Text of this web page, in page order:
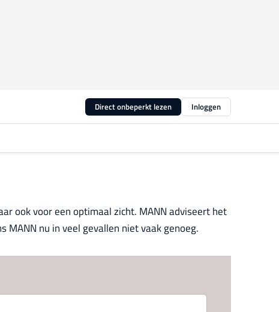
Direct onbeperkt lezen Inloggen
ook voor een optimaal zicht. MANN adviseert het
nu in veel gevallen niet vaak genoeg.